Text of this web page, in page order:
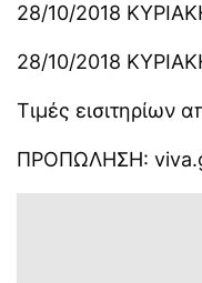
28/10/2018
28/10/2018
Τιμές εισιτηρίων
ΠΡΟΠΩΛΗΣΗ: